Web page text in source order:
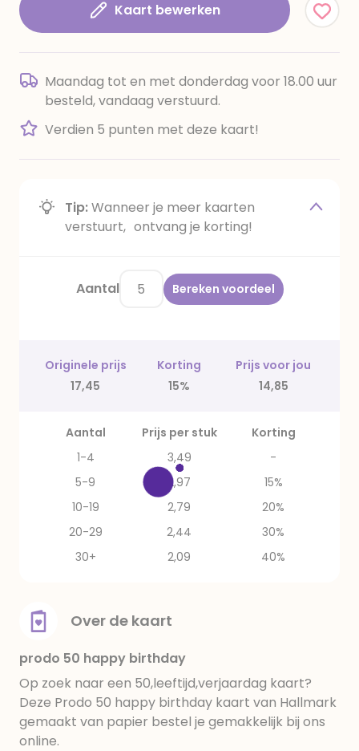
Kaart bewerken
Maandag tot en met donderdag voor 18.00 uur
besteld, vandaag verstuurd.
Verdien 5 punten met deze kaart!
Tip:Wanneer je meer kaarten
verstuurt, ontvang je korting!
Aantal Bereken voordeel
Originele prijs Korting
Prijs voor jou
17,45
15% 14,85
Aantal Prijs per stuk
Korting
1-4
3,49
-
5-9
2,97
15%
10-19
2,79
20%
20-29
2,44
30%
30+
2,09 40%
Over de kaart
prodo 50 happy birthday
Op zoek naar een 50,leeftijd,verjaardag kaart?
Deze Prodo 50 happy birthday kaart van Hallmark
gemaakt van papier bestel je gemakkelijk bij ons
online.